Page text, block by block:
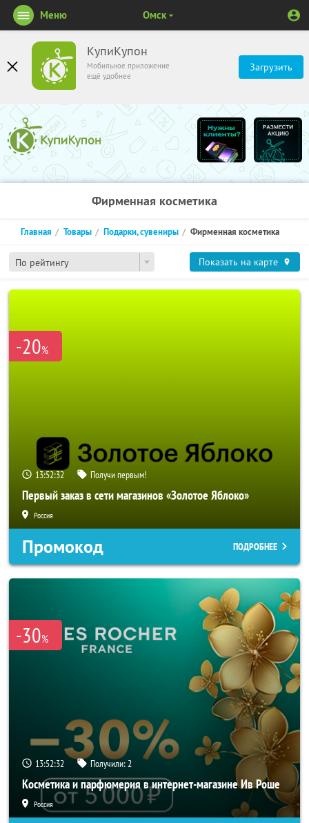
КупиКупон
Мобильное приложение
ещё удобнее
Загрузить
Меню Омск
Фирменная косметика
По рейтингу
Главная Товары Подарки, сувениры Фирменная косметика
Показать на карте
-20%
13:52:31 Получи первым!
Первый заказ в сети магазинов «Золотое Яблоко»
Россия
Промокод ПОДРОБНЕЕ
-30%
13:52:31 Получили:2
Косметика и парфюмерия в интернет-магазине Ив Роше
Россия